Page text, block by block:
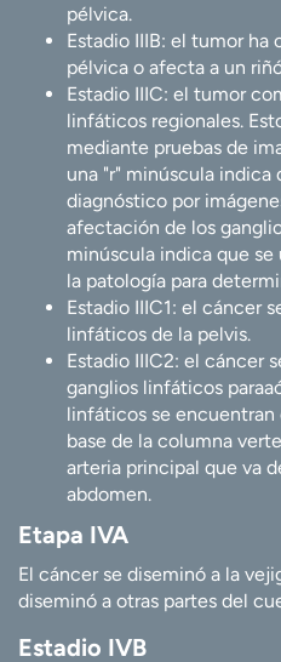
pélvica.
Estadio IIIB: el tumor ha
pélvica o afecta a un
Estadio IIIC: el tumor
linfáticos regionales.
mediante pruebas de
una "r" minúscula indica
diagnóstico por
afectación de los
minúscula indica que
la patología para
Estadio IIIC1: el cáncer
linfáticos de la pelvis.
Estadio IIIC2: el cáncer
ganglios linfáticos
linfáticos se
base de la columna
arteria principal que va
abdomen.
Etapa IVA
El cáncer se diseminó a la
diseminó a otras partes del
Estadio IVB